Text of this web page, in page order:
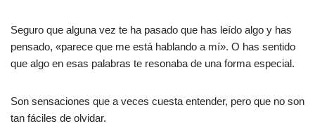
Seguro que alguna vez te ha pasado que has leído algo y has
pensado, «parece que me está hablando a mí». O has sentido
que algo en esas palabras te resonaba de una forma especial.
Son sensaciones que a veces cuesta entender, pero que no son
tan fáciles de olvidar.